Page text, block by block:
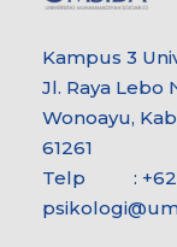
Kampus 3
Jl. Raya Lebo
Wonoayu,
61261
Telp : +62-